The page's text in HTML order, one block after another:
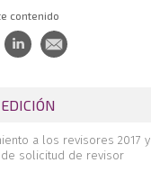
contenido
a los revisores 2017 y
solicitud de revisor